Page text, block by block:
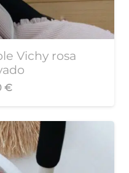
Vichy rosa
€